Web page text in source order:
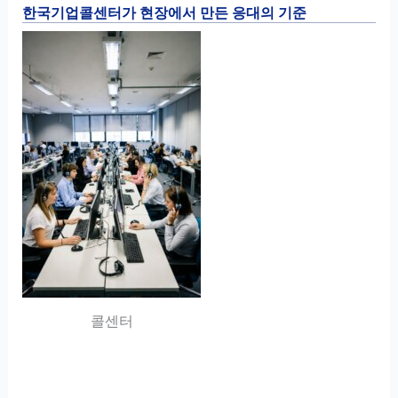
한국기업콜센터가 현장에서 만든 응대의 기준
콜센터